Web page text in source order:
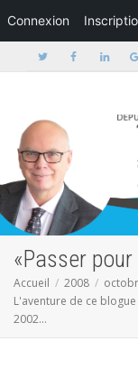
Connexion
«Passer
Accueil 2008
L'aventure de ce
2002...